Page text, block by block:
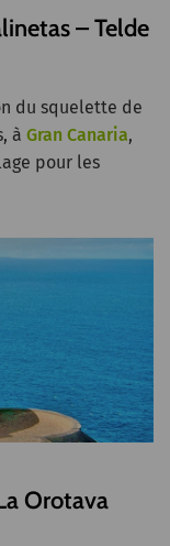
– Telde
du squelette de
à Gran Canaria,
pour les
Orotava